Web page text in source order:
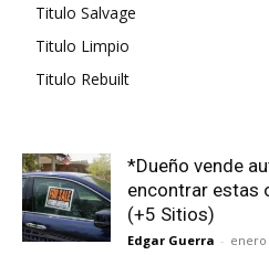
Titulo Salvage
Titulo Limpio
Titulo Rebuilt
*Dueño vende
encontrar estas
(+5 Sitios)
Edgar Guerra - enero